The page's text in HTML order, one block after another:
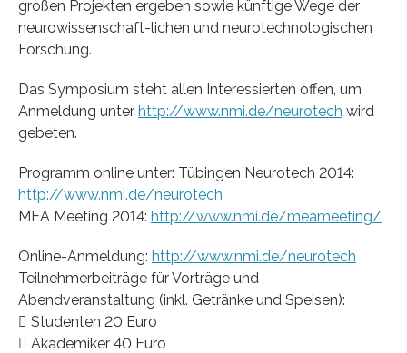
großen Projekten ergeben sowie künftige Wege der
neurowissenschaft-lichen und neurotechnologischen
Forschung.
Das Symposium steht allen Interessierten offen, um
Anmeldung unter http://www.nmi.de/neurotech wird
gebeten.
Programm online unter: Tübingen Neurotech 2014:
http://www.nmi.de/neurotech
MEA Meeting 2014: http://www.nmi.de/meameeting/
Online-Anmeldung: http://www.nmi.de/neurotech
Teilnehmerbeiträge für Vorträge und
Abendveranstaltung (inkl. Getränke und Speisen):
 Studenten 20 Euro
 Akademiker 40 Euro